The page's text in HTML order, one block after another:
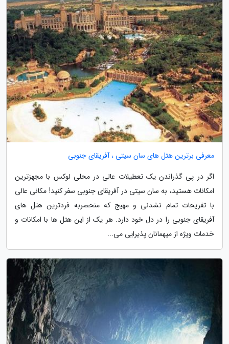
معرفی برترین هتل های سان سیتی ، آفریقای جنوبی
اگر در پی گذراندن یک تعطیلات عالی در محلی لوکس با مجهزترین
امکانات هستید، به سان سیتی در آفریقای جنوبی سفر کنید! مکانی عالی
با تفریحات تمام نشدنی و مهیج که منحصربه فردترین هتل های
آفریقای جنوبی را در دل خود دارد. هر یک از این هتل ها با امکانات و
خدمات ویژه از میهمانان پذیرایی می...